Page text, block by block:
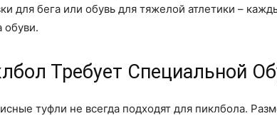
для бега или обувь для тяжелой атлетики –
обуви.
Требует Специальной
туфли не всегда подходят для пиклбола.